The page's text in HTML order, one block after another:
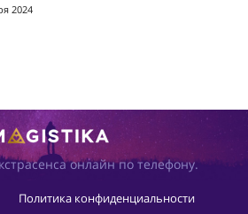
2024
онлайн по телефону.
Политика конфиденциальности